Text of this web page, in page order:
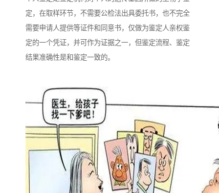
定，在取样环节，不需要公检法出具委托书，也不完全
需要申请人提供等证件和同意书，仅做为鉴定人亲权鉴
定的一个凭证，并可作为证据之一，但鉴定流程、鉴定
结果准确性是和鉴定一致的。